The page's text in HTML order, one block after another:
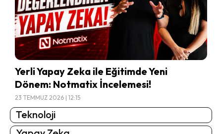
Yerli Yapay Zeka ile Eğitimde Yeni
Dönem: Notmatix İncelemesi!
23 TEMMUZ 2026 | 12:15
Teknoloji